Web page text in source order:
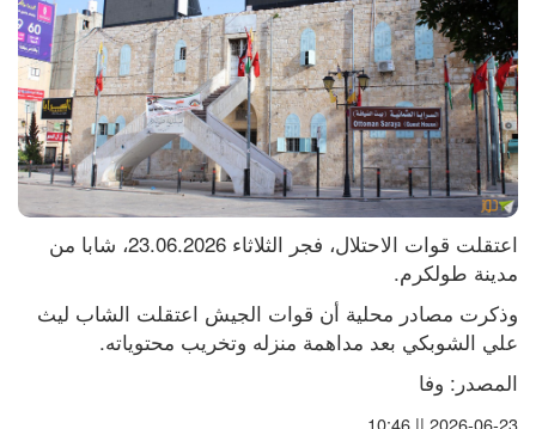
مدينة طولكرم.
علي الشوبكي بعد مداهمة منزله وتخريب محتوياته.
المصدر: وفا
2026-06-23 || 10:46